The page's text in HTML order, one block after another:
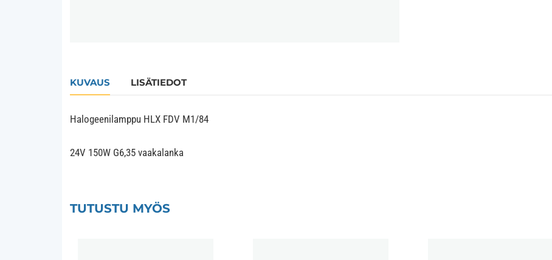
KUVAUS LISÄTIEDOT
Halogeenilamppu HLX FDV M1/84
24V 150W G6,35 vaakalanka
TUTUSTU MYÖS